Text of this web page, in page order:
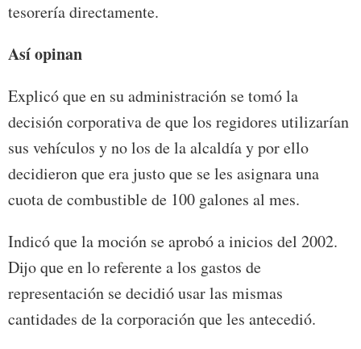
tesorería directamente.
Así opinan
Explicó que en su administración se tomó la
decisión corporativa de que los regidores utilizarían
sus vehículos y no los de la alcaldía y por ello
decidieron que era justo que se les asignara una
cuota de combustible de 100 galones al mes.
Indicó que la moción se aprobó a inicios del 2002.
Dijo que en lo referente a los gastos de
representación se decidió usar las mismas
cantidades de la corporación que les antecedió.